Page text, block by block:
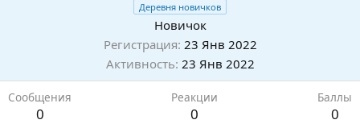
Деревня новичков
Новичок
Регистрация 23 Янв 2022
Активность 23 Янв 2022
Сообщения
0
Реакции
0
Баллы
0